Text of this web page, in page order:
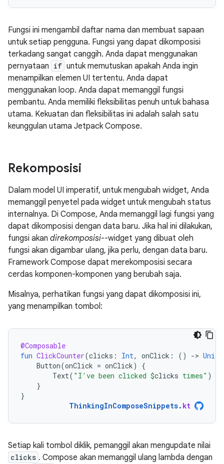
Fungsi ini mengambil daftar nama dan membuat sapaan
untuk setiap pengguna. Fungsi yang dapat dikomposisi
terkadang sangat canggih. Anda dapat menggunakan
pernyataan if untuk memutuskan apakah Anda ingin
menampilkan elemen UI tertentu. Anda dapat
menggunakan loop. Anda dapat memanggil fungsi
pembantu. Anda memiliki fleksibilitas penuh untuk bahasa
utama. Kekuatan dan fleksibilitas ini adalah salah satu
keunggulan utama Jetpack Compose.
Rekomposisi
Dalam model UI imperatif, untuk mengubah widget, Anda
memanggil penyetel pada widget untuk mengubah status
internalnya. Di Compose, Anda memanggil lagi fungsi yang
dapat dikomposisi dengan data baru. Jika hal ini dilakukan,
fungsi akan direkomposisi--widget yang dibuat oleh
fungsi akan digambar ulang, jika perlu, dengan data baru.
Framework Compose dapat merekomposisi secara
cerdas komponen-komponen yang berubah saja.
Misalnya, perhatikan fungsi yang dapat dikomposisi ini,
yang menampilkan tombol:
@Composable
fun ClickCounter(clicks : Int, onClick : () -> Unit
Button(onClick = onClick)
{
Text( "I've been clicked $clicks times" )
}
}
ThinkingInComposeSnippets. kt
Setiap kali tombol diklik, pemanggil akan mengupdate nilai
clicks . Compose akan memanggil ulang lambda dengan